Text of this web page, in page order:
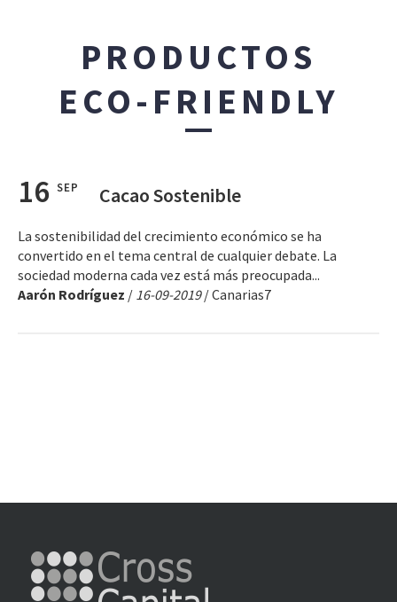
PRODUCTOS
ECO-FRIENDLY
16 SEP Cacao Sostenible
La sostenibilidad del crecimiento económico se ha
convertido en el tema central de cualquier debate. La
sociedad moderna cada vez está más preocupada...
Aarón Rodríguez / 16-09-2019/ Canarias7